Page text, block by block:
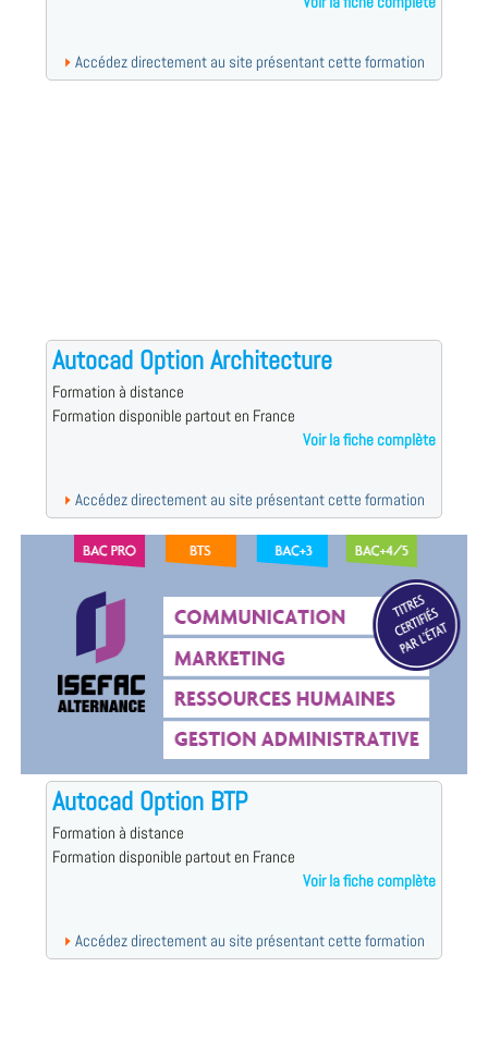
Accédez directement au site présentant cette formation
Autocad Option Architecture
Formation à distance
Formation disponible partout en France
Voir la fiche complète
Accédez directement au site présentant cette formation
Autocad Option BTP
Formation à distance
Formation disponible partout en France
Voir la fiche complète
Accédez directement au site présentant cette formation